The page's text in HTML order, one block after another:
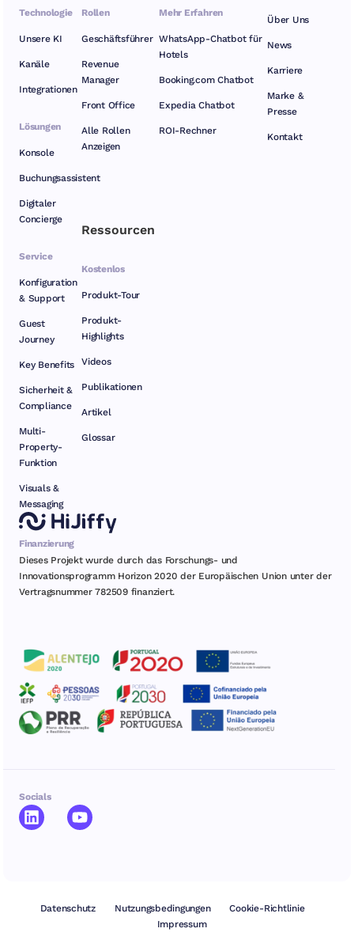
Finanzierung
Dieses Projekt wurde durch das Forschungs- und
Innovationsprogramm Horizon 2020 der Europäischen Union unter der
Vertragsnummer 782509 finanziert.
Socials
Technologie
Unsere KI
Kanäle
Integrationen
Lösungen
Konsole
Buchungsassistent
Digitaler
Concierge
Service
Konfiguration
& Support
Guest
Journey
Key Benefits
Sicherheit &
Compliance
Multi-
Property-
Funktion
Visuals &
Messaging
Rollen
Geschäftsführer
Revenue
Manager
Front Office
Alle Rollen
Anzeigen
Ressourcen
Kostenlos
Produkt-Tour
Produkt-
Highlights
Videos
Publikationen
Artikel
Glossar
Über Uns
News
Karriere
Marke &
Presse
Kontakt
Mehr Erfahren
WhatsApp-Chatbot für
Hotels
Booking.com Chatbot
Expedia Chatbot
ROI-Rechner
Datenschutz Nutzungsbedingungen
Cookie-Richtlinie
Impressum